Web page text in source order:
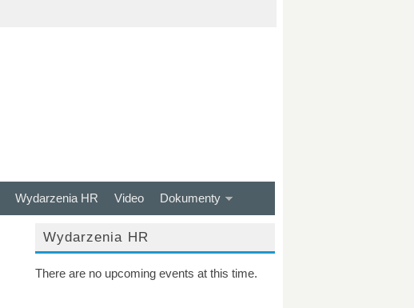
Wydarzenia HR Video Dokumenty
Wydarzenia HR
There are no upcoming events at this time.